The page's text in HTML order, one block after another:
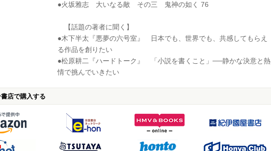
●火坂雅志 大いなる敵 その三 鬼神の如く 76
【話題の著者に聞く】
●木下半太『悪夢の六号室』 日本でも、世界でも、共感してもらえ
る作品を創りたい
●松原耕二『ハードトーク』 「小説を書くこと」──静かな決意と熱
情で挑んでいきたい
店で購入する